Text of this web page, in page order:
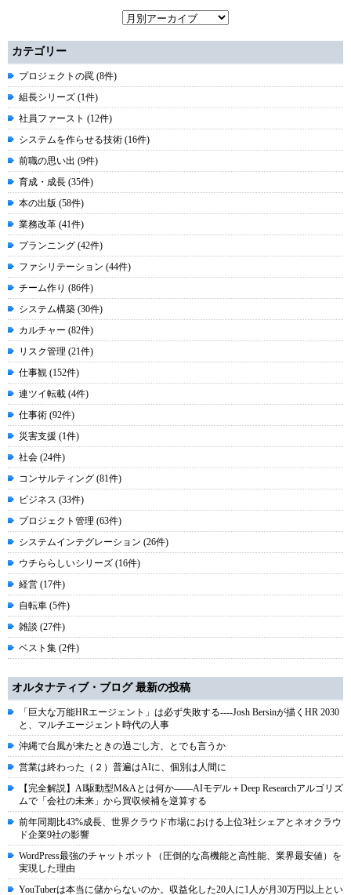
カテゴリー
プロジェクトの罠 (8件)
組長シリーズ (1件)
社員ファースト (12件)
システムを作らせる技術 (16件)
前職の思い出 (9件)
育成・成長 (35件)
本の出版 (58件)
業務改革 (41件)
プランニング (42件)
ファシリテーション (44件)
チーム作り (86件)
システム構築 (30件)
カルチャー (82件)
リスク管理 (21件)
仕事観 (152件)
連ツイ転載 (4件)
仕事術 (92件)
災害支援 (1件)
社会 (24件)
コンサルティング (81件)
ビジネス (33件)
プロジェクト管理 (63件)
システムインテグレーション (26件)
ウチららしいシリーズ (16件)
経営 (17件)
自転車 (5件)
雑談 (27件)
ベスト集 (2件)
オルタナティブ・ブログ 最新の投稿
「巨大な万能HRエージェント」は必ず失敗する----Josh Bersinが描くHR 2030
と、マルチエージェント時代の人事
沖縄で台風が来たときの過ごし方、とでも言うか
営業は終わった（２）普遍はAIに、個別は人間に
【完全解説】AI駆動型M&Aとは何か――AIモデル＋Deep Researchアルゴリズ
ムで「会社の未来」から買収候補を逆算する
前年同期比43%成長、世界クラウド市場における上位3社シェアとネオクラウ
ド企業9社の影響
WordPress最強のチャットボット（圧倒的な高機能と高性能、業界最安値）を
実現した理由
YouTuberは本当に儲からないのか。収益化した20人に1人が月30万円以上とい